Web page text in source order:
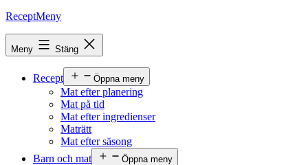
ReceptMeny
Meny Stäng
Recept Öppna meny
Mat efter planering
Mat på tid
Mat efter ingredienser
Maträtt
Mat efter säsong
Barn och mat
Öppna meny